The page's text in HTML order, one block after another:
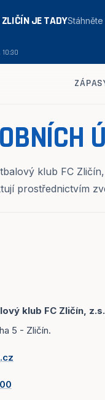
JE TADYStáhněte
10:30
klub FC
prostřednictvím
klub FC Zličín, z.s.
5 - Zličín.